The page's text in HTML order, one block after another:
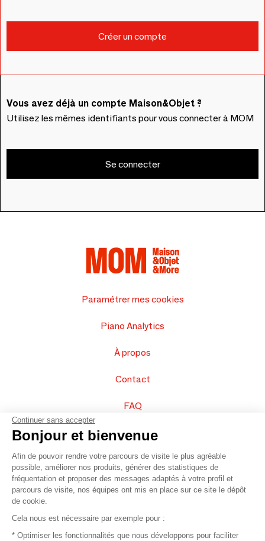
Vous avez déjà un compte Maison&Objet ?
Utilisez les mêmes identifiants pour vous connecter à MOM
Se connecter
Paramétrer mes cookies
Piano Analytics
À propos
Contact
FAQ
Vendez vos produits
Plan du site
© 2016 –Organisation SAFI
Continuer sans accepter
Bonjour et bienvenue
Afin de pouvoir rendre votre parcours de visite le plus agréable
possible, améliorer nos produits, générer des statistiques de
fréquentation et proposer des messages adaptés à votre profil et
parcours de visite, nos équipes ont mis en place sur ce site le dépôt
de cookie.
Cela nous est nécessaire par exemple pour :
* Optimiser les fonctionnalités que nous développons pour faciliter